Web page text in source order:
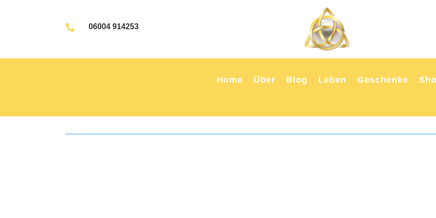
 06004 914253
Home Über Blog Leben Geschenke